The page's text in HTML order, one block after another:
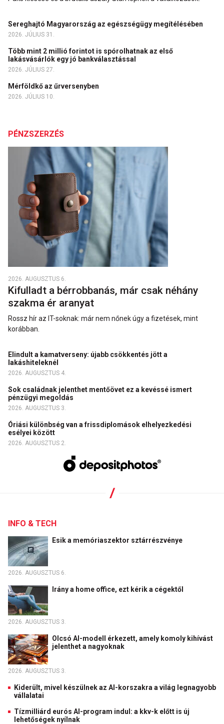
Sereghajtó Magyarország az egészségügy megítélésében
2026. JÚLIUS 31.
Több mint 2 millió forintot is spórolhatnak az első
lakásvásárlók egy jó bankválasztással
2026. JÚLIUS 27.
Mérföldkő az űrversenyben
2026. JÚLIUS 10.
PÉNZSZERZÉS
2026. AUGUSZTUS 6.
Kifulladt a bérrobbanás, már csak néhány
szakma ér aranyat
Rossz hír az IT-soknak: már nem nőnek úgy a fizetések, mint
korábban.
Elindult a kamatverseny: újabb csökkentés jött a
lakáshiteleknél
2026. AUGUSZTUS 4.
Sok családnak jelenthet mentőövet ez a kevéssé ismert
pénzügyi megoldás
2026. AUGUSZTUS 3.
Óriási különbség van a frissdiplomások elhelyezkedési
esélyei között
2026. AUGUSZTUS 2.
INFO & TECH
Esik a memóriaszektor sztárrészvénye
2026. AUGUSZTUS 6.
Irány a home office, ezt kérik a cégektől
2026. AUGUSZTUS 3.
Olcsó AI-modell érkezett, amely komoly kihívást
jelenthet a nagyoknak
2026. AUGUSZTUS 3.
Kiderült, mivel készülnek az AI-korszakra a világ legnagyobb
vállalatai
Tízmilliárd eurós AI-program indul: a kkv-k előtt is új
lehetőségek nyílnak